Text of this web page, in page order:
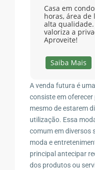
Casa em
horas, área de
alta
valoriza a
Aproveite!
Saiba Mais
A venda futura é
consiste em
mesmo de estarem
utilização. Essa
comum em diversos
moda e
principal antecipar
dos produtos ou